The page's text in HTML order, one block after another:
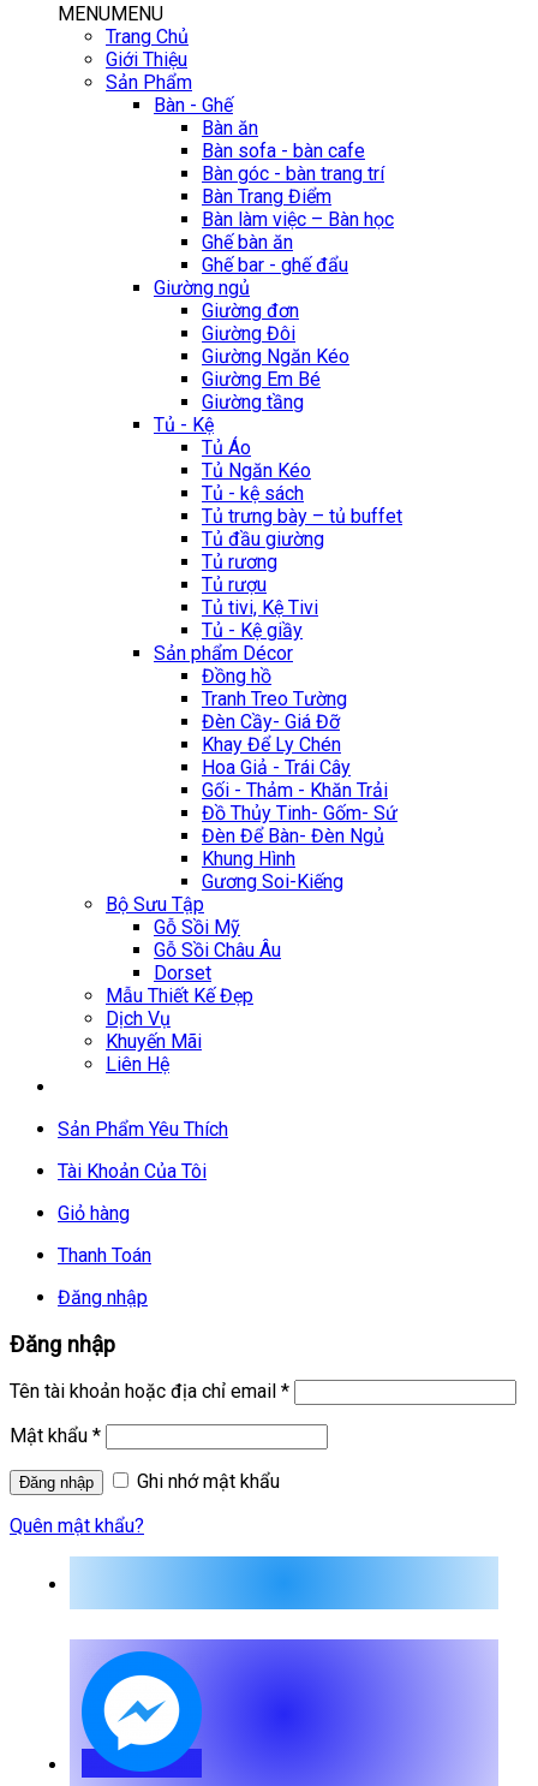
MENUMENU
Trang Chủ
Giới Thiệu
Sản Phẩm
Bàn - Ghế
Bàn ăn
Bàn sofa - bàn cafe
Bàn góc - bàn trang trí
Bàn Trang Điểm
Bàn làm việc – Bàn học
Ghế bàn ăn
Ghế bar - ghế đẩu
Giường ngủ
Giường đơn
Giường Đôi
Giường Ngăn Kéo
Giường Em Bé
Giường tầng
Tủ - Kệ
Tủ Áo
Tủ Ngăn Kéo
Tủ - kệ sách
Tủ trưng bày – tủ buffet
Tủ đầu giường
Tủ rương
Tủ rượu
Tủ tivi, Kệ Tivi
Tủ - Kệ giầy
Sản phẩm Décor
Đồng hồ
Tranh Treo Tường
Đèn Cầy- Giá Đỡ
Khay Để Ly Chén
Hoa Giả - Trái Cây
Gối - Thảm - Khăn Trải
Đồ Thủy Tinh- Gốm- Sứ
Đèn Để Bàn- Đèn Ngủ
Khung Hình
Gương Soi-Kiếng
Bộ Sưu Tập
Gỗ Sồi Mỹ
Gỗ Sồi Châu Âu
Dorset
Mẫu Thiết Kế Đẹp
Dịch Vụ
Khuyến Mãi
Liên Hệ
Sản Phẩm Yêu Thích
Tài Khoản Của Tôi
Giỏ hàng
Thanh Toán
Đăng nhập
Đăng nhập
Tên tài khoản hoặc địa chỉ email *
Mật khẩu *
Ghi nhớ mật khẩu
Quên mật khẩu?